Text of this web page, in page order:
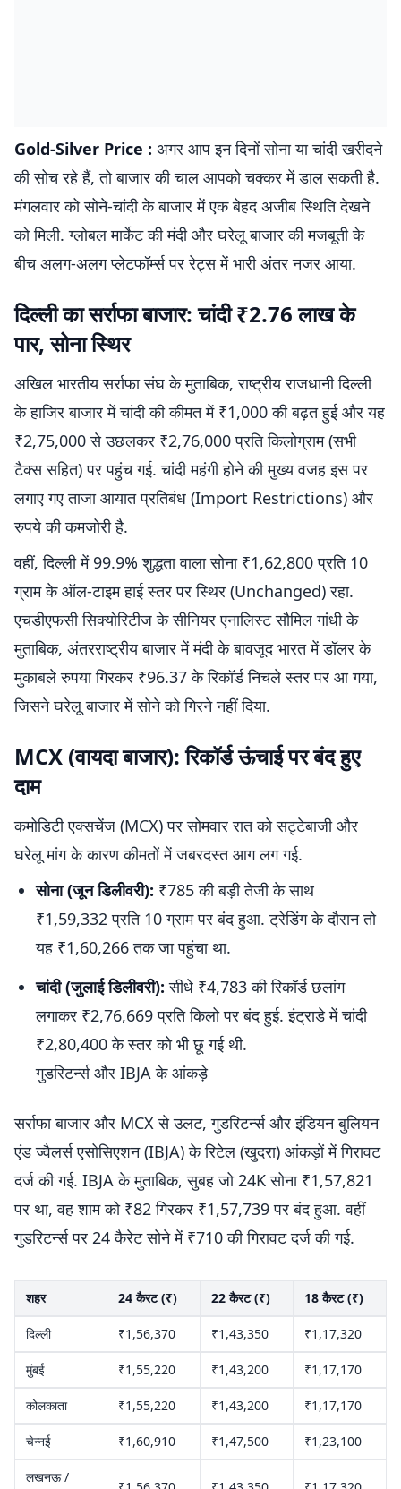
Gold-Silver Price : अगर आप इन दिनों सोना या चांदी खरीदने
की सोच रहे हैं, तो बाजार की चाल आपको चक्कर में डाल सकती है.
मंगलवार को सोने-चांदी के बाजार में एक बेहद अजीब स्थिति देखने
को मिली. ग्लोबल मार्केट की मंदी और घरेलू बाजार की मजबूती के
बीच अलग-अलग प्लेटफॉर्म्स पर रेट्स में भारी अंतर नजर आया.
दिल्ली का सर्राफा बाजार: चांदी ₹2.76 लाख के
पार, सोना स्थिर
अखिल भारतीय सर्राफा संघ के मुताबिक, राष्ट्रीय राजधानी दिल्ली
के हाजिर बाजार में चांदी की कीमत में ₹1,000 की बढ़त हुई और यह
₹2,75,000 से उछलकर ₹2,76,000 प्रति किलोग्राम (सभी
टैक्स सहित) पर पहुंच गई. चांदी महंगी होने की मुख्य वजह इस पर
लगाए गए ताजा आयात प्रतिबंध (Import Restrictions) और
रुपये की कमजोरी है.
वहीं, दिल्ली में 99.9% शुद्धता वाला सोना ₹1,62,800 प्रति 10
ग्राम के ऑल-टाइम हाई स्तर पर स्थिर (Unchanged) रहा.
एचडीएफसी सिक्योरिटीज के सीनियर एनालिस्ट सौमिल गांधी के
मुताबिक, अंतरराष्ट्रीय बाजार में मंदी के बावजूद भारत में डॉलर के
मुकाबले रुपया गिरकर ₹96.37 के रिकॉर्ड निचले स्तर पर आ गया,
जिसने घरेलू बाजार में सोने को गिरने नहीं दिया.
MCX (वायदा बाजार): रिकॉर्ड ऊंचाई पर बंद हुए
दाम
कमोडिटी एक्सचेंज (MCX) पर सोमवार रात को सट्टेबाजी और
घरेलू मांग के कारण कीमतों में जबरदस्त आग लग गई.
सोना (जून डिलीवरी): ₹785 की बड़ी तेजी के साथ
₹1,59,332 प्रति 10 ग्राम पर बंद हुआ. ट्रेडिंग के दौरान तो
यह ₹1,60,266 तक जा पहुंचा था.
चांदी (जुलाई डिलीवरी): सीधे ₹4,783 की रिकॉर्ड छलांग
लगाकर ₹2,76,669 प्रति किलो पर बंद हुई. इंट्राडे में चांदी
₹2,80,400 के स्तर को भी छू गई थी.
गुडरिटर्न्स और IBJA के आंकड़े
सर्राफा बाजार और MCX से उलट, गुडरिटर्न्स और इंडियन बुलियन
एंड ज्वैलर्स एसोसिएशन (IBJA) के रिटेल (खुदरा) आंकड़ों में गिरावट
दर्ज की गई. IBJA के मुताबिक, सुबह जो 24K सोना ₹1,57,821
पर था, वह शाम को ₹82 गिरकर ₹1,57,739 पर बंद हुआ. वहीं
गुडरिटर्न्स पर 24 कैरेट सोने में ₹710 की गिरावट दर्ज की गई.
शहर 24 कैरट (₹) 22 कैरट (₹) 18 कैरट (₹)
दिल्ली ₹1,56,370 ₹1,43,350 ₹1,17,320
मुंबई ₹1,55,220 ₹1,43,200 ₹1,17,170
कोलकाता ₹1,55,220 ₹1,43,200 ₹1,17,170
चेन्नई ₹1,60,910 ₹1,47,500 ₹1,23,100
लखनऊ /